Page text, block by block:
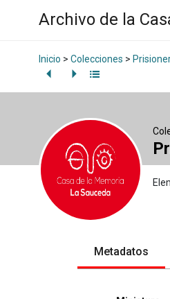
Archivo de la
Inicio > Colecciones >
Metadatos